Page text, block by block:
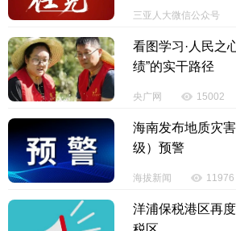
享狂欢”多元玩法。三条主街分别打
遗三大市集，每日17:30至21:00开
土风味小吃，选购马年主题文创，
黎陶、椰雕等非遗技艺展演，感受
三亚人大微信公众号
看图学习·人民之
绩”的实干路径
央广网 15002
海南发布地质灾
级）预警
海拔新闻 11976
洋浦保税港区再